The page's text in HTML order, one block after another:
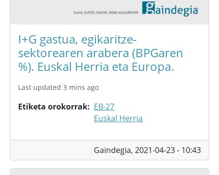
I+G gastua, egikaritze-
sektorearen arabera (BPGaren
%). Euskal Herria eta Europa.
Last updated 3 mins ago
Etiketa orokorrak
EB-27
Euskal Herria
Gaindegia, 2021-04-23 - 10:43